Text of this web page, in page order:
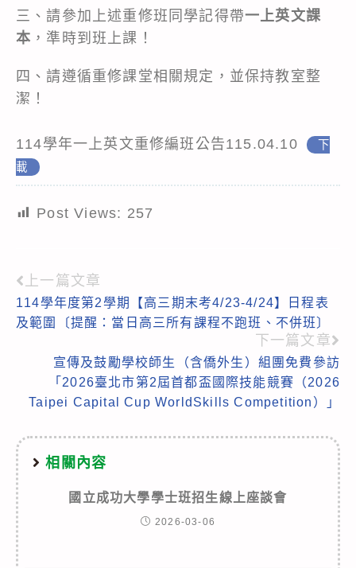
三、請參加上述重修班同學記得帶一上英文課
本 ，準時到班上課！
四、請遵循重修課堂相關規定，並保持教室整
潔！
114學年一上英文重修編班公告115.04.10
下
載
Post Views: 257
Read
more
上一篇文章
114學年度第2學期【高三期末考4/23-4/24】日程表
及範圍〔提醒：當日高三所有課程不跑班、不併班〕
下一篇文章
宣傳及鼓勵學校師生（含僑外生）組團免費參訪
「2026臺北市第2屆首都盃國際技能競賽（2026
Taipei Capital Cup WorldSkills Competition）」
相關內容
國立成功大學學士班招生線上座談會
2026-03-06